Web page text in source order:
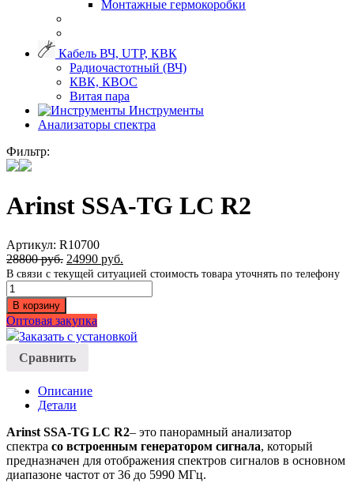
Монтажные гермокоробки
Кабель ВЧ, UTP, КВК
Радиочастотный (ВЧ)
КВК, КВОС
Витая пара
Инструменты
Анализаторы спектра
Фильтр:
Arinst SSA-TG LC R2
Артикул: R10700
28800руб. 24990 руб.
В связи с текущей ситуацией стоимость товара уточнять по телефону
Количество
Arinst
SSA-
TG
LC
R2
В корзину
Оптовая закупка
Заказать с установкой
Сравнить
Описание
Детали
Arinst SSA-TG LC R2– это панорамный анализатор
спектра со встроенным генератором сигнала, который
предназначен для отображения спектров сигналов в основном
диапазоне частот от 36 до 5990 МГц.